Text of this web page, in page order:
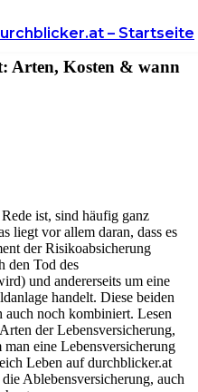
– Startseite
Arten, Kosten & wann
ist, sind häufig ganz
liegt vor allem daran, dass es
der Risikoabsicherung
den Tod des
und andererseits um eine
handelt. Diese beiden
auch noch kombiniert. Lesen
der Lebensversicherung,
eine Lebensversicherung
Leben auf durchblicker.at
Ablebensversicherung, auch